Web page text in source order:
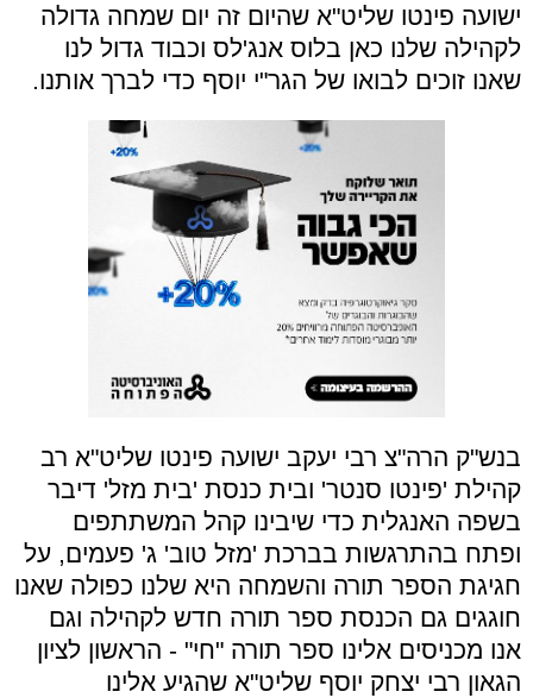
ישועה פינטו שליט"א שהיום זה יום שמחה גדולה
לקהילה שלנו כאן בלוס אנג'לס וכבוד גדול לנו
שאנו זוכים לבואו של הגר"י יוסף כדי לברך אותנו.
בנש"ק הרה"צ רבי יעקב ישועה פינטו שליט"א רב
קהילת 'פינטו סנטר' ובית כנסת 'בית מזל' דיבר
בשפה האנגלית כדי שיבינו קהל המשתתפים
ופתח בהתרגשות בברכת 'מזל טוב' ג' פעמים, על
חגיגת הספר תורה והשמחה היא שלנו כפולה שאנו
חוגגים גם הכנסת ספר תורה חדש לקהילה וגם
אנו מכניסים אלינו ספר תורה "חי" - הראשון לציון
הגאון רבי יצחק יוסף שליט"א שהגיע אלינו